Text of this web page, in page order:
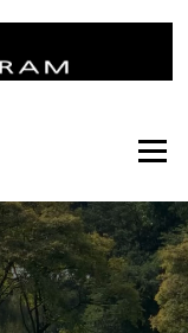
Menu